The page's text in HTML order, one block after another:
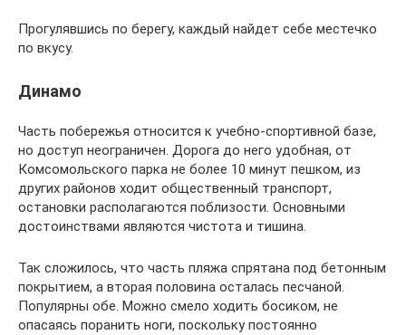
Прогулявшись по берегу, каждый найдет себе местечко
по вкусу.
Динамо
Часть побережья относится к учебно-спортивной базе,
но доступ неограничен. Дорога до него удобная, от
Комсомольского парка не более 10 минут пешком, из
других районов ходит общественный транспорт,
остановки располагаются поблизости. Основными
достоинствами являются чистота и тишина.
Так сложилось, что часть пляжа спрятана под бетонным
покрытием, а вторая половина осталась песчаной.
Популярны обе. Можно смело ходить босиком, не
опасаясь поранить ноги, поскольку постоянно